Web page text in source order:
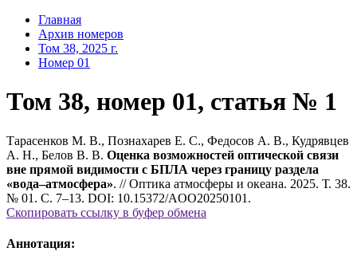
Главная
Архив номеров
Том 38, 2025 г.
Номер 01
Том 38, номер 01, статья № 1
Тарасенков М. В., Познахарев Е. С., Федосов А. В., Кудрявцев
А. Н., Белов В. В. Оценка возможностей оптической связи
вне прямой видимости с БПЛА через границу раздела
«вода–атмосфера». // Оптика атмосферы и океана. 2025. Т. 38.
№ 01. С. 7–13. DOI: 10.15372/AOO20250101.
Скопировать ссылку в буфер обмена
Аннотация: